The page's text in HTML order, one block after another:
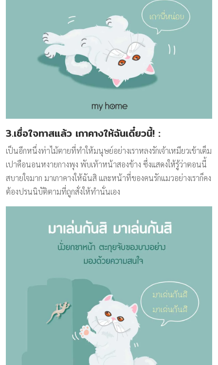
3.เชื่อใจทาสแล้ว เกาคางให้ฉันเดี๋ยวนี้! :
เป็นอีกหนึ่งท่าไม้ตายที่ทำให้มนุษย์อย่างเราหลงรักเจ้าเหมียวเข้าเต็ม
เปาคือนอนหงายกางพุง พับเท้าหน้าสองข้าง ซึ่งแสดงให้รู้ว่าตอนนี้
สบายใจมาก มาเกาคางให้ฉันสิ และหน้าที่ของคนรักแมวอย่างเราก็คง
ต้องปรนนิบัติตามที่ถูกสั่งให้ทำนั่นเอง